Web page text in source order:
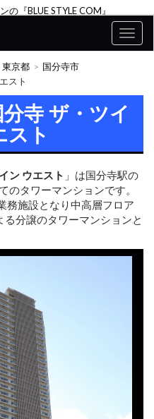
『BLUE STYLE COM』
東京都
国分寺市
スト
寺 ザ・ツイ
スト
ン ウエスト 」は国分寺駅の
のタワーマンションです。
務施設となり中高層フロア
分譲のタワーマンションと